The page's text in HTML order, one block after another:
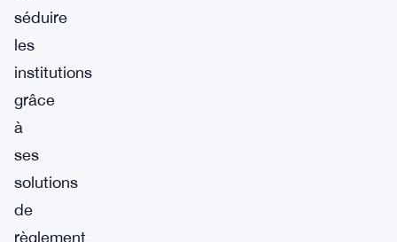
séduire
les
institutions
grâce
à
ses
solutions
de
règlement